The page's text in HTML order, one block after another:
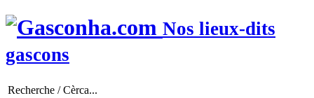
Nos lieux-dits
gascons
Recherche / Cèrca...